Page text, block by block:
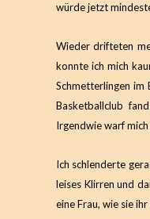
würde jetzt
Wieder drifteten
konnte ich mich
Schmetterlingen im
Basketballclub
Irgendwie warf
Ich schlenderte
leises Klirren und
eine Frau, wie sie